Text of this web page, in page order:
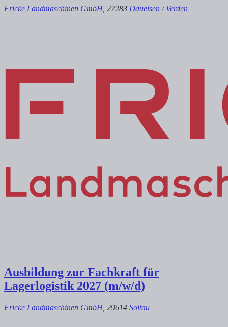
Fricke Landmaschinen GmbH , 27283 Dauelsen / Verden
Ausbildung zur Fachkraft für
Lagerlogistik 2027 (m/w/d)
Fricke Landmaschinen GmbH , 29614 Soltau